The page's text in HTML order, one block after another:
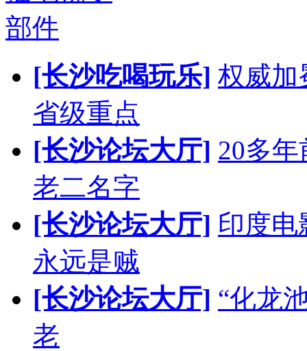
部件
[长沙吃喝玩乐] 权威加
省级重点
[长沙论坛大厅] 20多
老二名字
[长沙论坛大厅] 印度电
永远是贼
[长沙论坛大厅] “化龙
老